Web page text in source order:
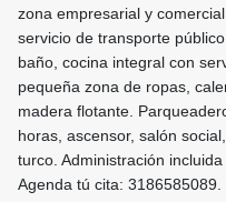
zona empresarial y
servicio de transporte
baño, cocina integral con
pequeña zona de ropas,
madera flotante.
horas, ascensor, salón
turco. Administración
Agenda tú cita: 3186585089.